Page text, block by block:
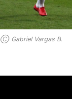
Ⓒ Gabriel Vargas B.